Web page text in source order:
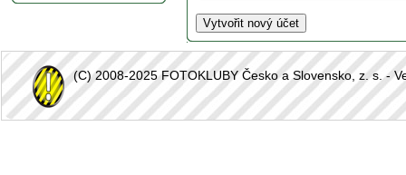
(C) 2008-2025 FOTOKLUBY Česko a Slovensko, z. s. -